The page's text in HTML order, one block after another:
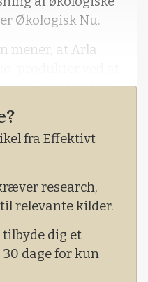
Økologisk Nu.
mener, at Arla
med teksten
kan Arla ikke bevise,
fra Effektivt
research,
relevante kilder.
dig et
dage for kun